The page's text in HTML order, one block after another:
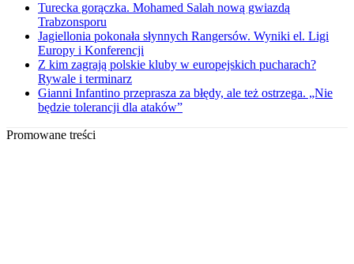
Turecka gorączka. Mohamed Salah nową gwiazdą
Trabzonsporu
Jagiellonia pokonała słynnych Rangersów. Wyniki el. Ligi
Europy i Konferencji
Z kim zagrają polskie kluby w europejskich pucharach?
Rywale i terminarz
Gianni Infantino przeprasza za błędy, ale też ostrzega. „Nie
będzie tolerancji dla ataków”
Promowane treści